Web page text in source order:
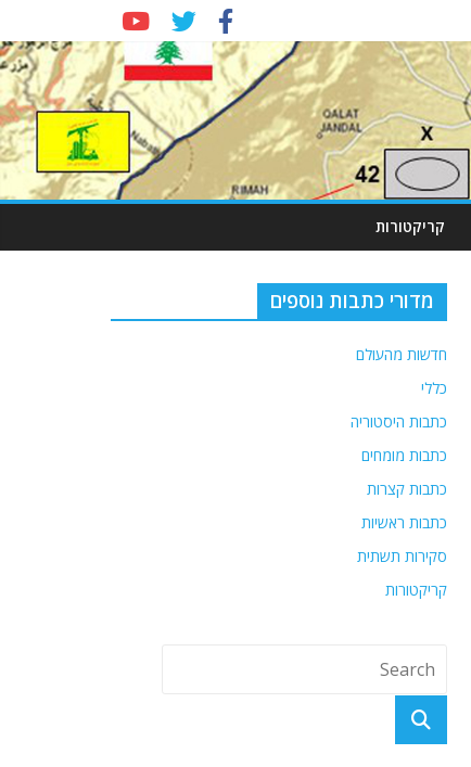
קריקטורות
מדורי כתבות נוספים
חדשות מהעולם
כללי
כתבות היסטוריה
כתבות מומחים
כתבות קצרות
כתבות ראשיות
סקירות תשתית
קריקטורות